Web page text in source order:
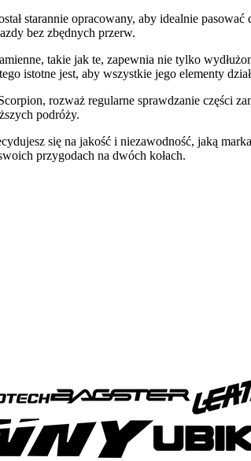
starannie opracowany, aby idealnie
bez zbędnych przerw.
takie jak te, zapewnia nie tylko
istotne jest, aby wszystkie jego elementy
rozważ regularne sprawdzanie części
podróży.
się na jakość i niezawodność, jaką
przygodach na dwóch kołach.